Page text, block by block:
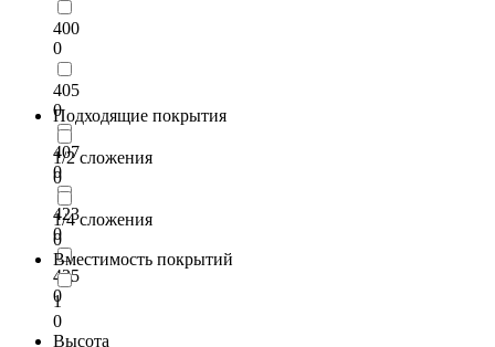
400
0
405
0
407
0
423
0
435
0
Подходящие покрытия
1/2 сложения
0
1/4 сложения
0
Вместимость покрытий
1
0
Высота